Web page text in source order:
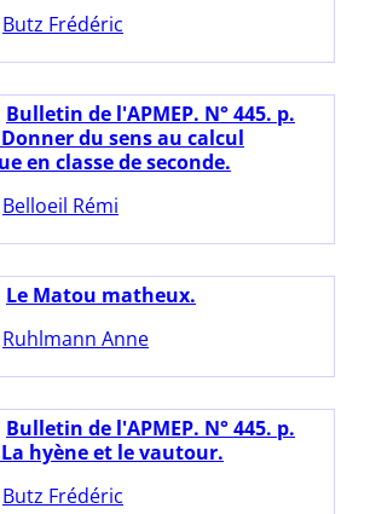
Butz Frédéric
Bulletin de l'APMEP. N° 445. p.
Donner du sens au calcul
en classe de seconde.
Belloeil Rémi
Le Matou matheux.
Ruhlmann Anne
Bulletin de l'APMEP. N° 445. p.
La hyène et le vautour.
Butz Frédéric